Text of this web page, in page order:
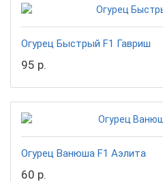
Огурец Быстрый F1 Гавриш
95 р.
Огурец Ванюша F1 Аэлита
60 р.